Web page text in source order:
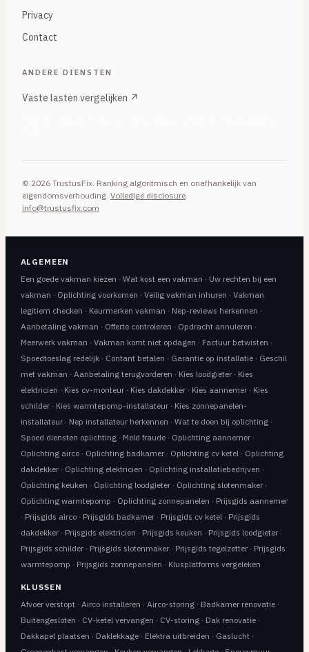
Privacy
Contact
ANDERE DIENSTEN
Vaste lasten vergelijken ↗
© 2026 TrustusFix. Ranking algoritmisch en onafhankelijk van
eigendomsverhouding. Volledige disclosure.
info@trustusfix.com
ALGEMEEN
Een goede vakman kiezen · Wat kost een vakman · Uw rechten bij een
vakman · Oplichting voorkomen · Veilig vakman inhuren · Vakman
legitiem checken · Keurmerken vakman · Nep-reviews herkennen ·
Aanbetaling vakman · Offerte controleren · Opdracht annuleren ·
Meerwerk vakman · Vakman komt niet opdagen · Factuur betwisten ·
Spoedtoeslag redelijk· Contant betalen · Garantie op installatie· Geschil
met vakman · Aanbetaling terugvorderen · Kies loodgieter· Kies
elektricien · Kies cv-monteur· Kies dakdekker· Kies aannemer· Kies
schilder· Kies warmtepomp-installateur· Kies zonnepanelen-
installateur· Nep installateur herkennen · Wat te doen bij oplichting·
Spoed diensten oplichting· Meld fraude· Oplichting aannemer·
Oplichting airco· Oplichting badkamer· Oplichting cv ketel· Oplichting
dakdekker· Oplichting elektricien · Oplichting installatiebedrijven ·
Oplichting keuken · Oplichting loodgieter· Oplichting slotenmaker·
Oplichting warmtepomp · Oplichting zonnepanelen · Prijsgids aannemer
· Prijsgids airco· Prijsgids badkamer· Prijsgids cv ketel· Prijsgids
dakdekker· Prijsgids elektricien · Prijsgids keuken · Prijsgids loodgieter·
Prijsgids schilder· Prijsgids slotenmaker· Prijsgids tegelzetter· Prijsgids
warmtepomp · Prijsgids zonnepanelen · Klusplatforms vergeleken
KLUSSEN
Afvoer verstopt· Airco installeren · Airco-storing· Badkamer renovatie·
Buitengesloten · CV-ketel vervangen · CV-storing· Dak renovatie·
Dakkapel plaatsen · Daklekkage· Elektra uitbreiden · Gaslucht·